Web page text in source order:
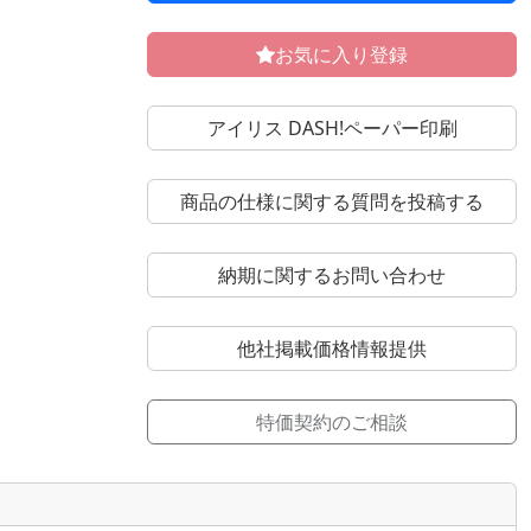
お気に入り登録
アイリス DASH!ペーパー印刷
商品の仕様に関する質問を投稿する
納期に関するお問い合わせ
他社掲載価格情報提供
特価契約のご相談